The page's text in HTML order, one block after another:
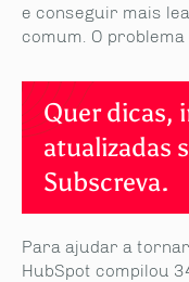
e conseguir mais
comum. O problema
Quer dicas,
atualizadas
Subscreva.
Para ajudar a
HubSpot compilou